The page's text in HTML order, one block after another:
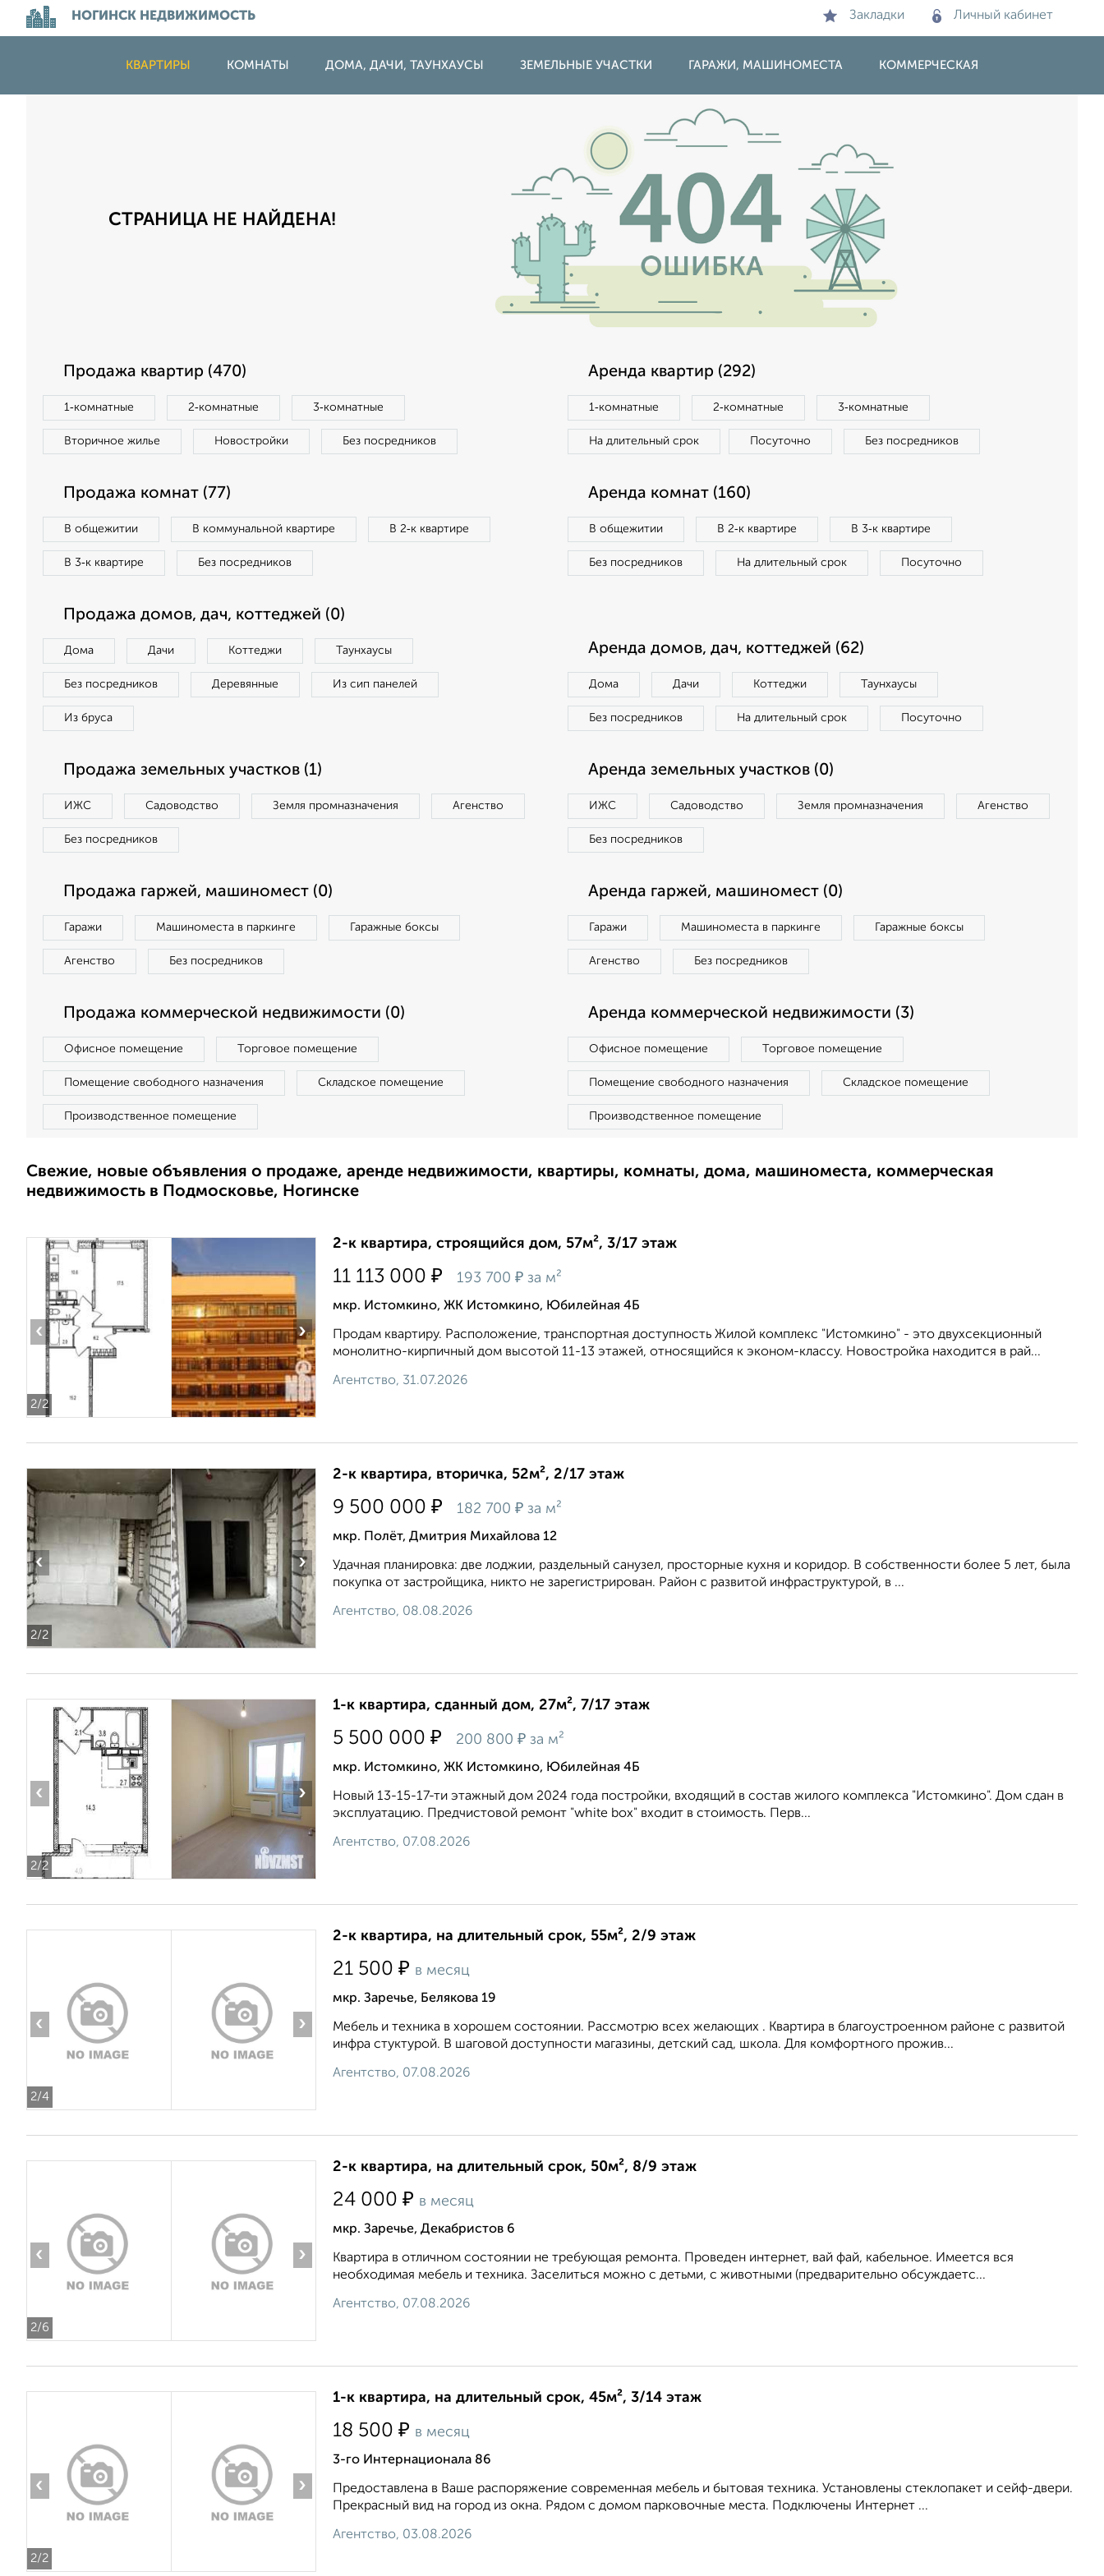
НОГИНСК НЕДВИЖИМОСТЬ Закладки Личный кабинет
КВАРТИРЫ КОМНАТЫ ДОМА, ДАЧИ, ТАУНХАУСЫ ЗЕМЕЛЬНЫЕ УЧАСТКИ ГАРАЖИ, МАШИНОМЕСТА КОММЕРЧЕСКАЯ
СТРАНИЦА НЕ НАЙДЕНА!
Продажа квартир (470)
1‑комнатные 2‑комнатные 3‑комнатные
Вторичное жилье Новостройки Без посредников
Аренда квартир (292)
1‑комнатные 2‑комнатные 3‑комнатные
На длительный срок Посуточно Без посредников
Продажа комнат (77)
В общежитии В коммунальной квартире В 2‑к квартире
В 3‑к квартире Без посредников
Аренда комнат (160)
В общежитии В 2‑к квартире В 3‑к квартире
Без посредников На длительный срок Посуточно
Продажа домов, дач, коттеджей (0)
Дома Дачи Коттеджи Таунхаусы
Без посредников Деревянные Из сип панелей
Из бруса
Аренда домов, дач, коттеджей (62)
Дома Дачи Коттеджи Таунхаусы
Без посредников На длительный срок Посуточно
Продажа земельных участков (1)
ИЖС Садоводство Земля промназначения Агенство
Без посредников
Аренда земельных участков (0)
ИЖС Садоводство Земля промназначения Агенство
Без посредников
Продажа гаржей, машиномест (0)
Гаражи Машиноместа в паркинге Гаражные боксы
Агенство Без посредников
Аренда гаржей, машиномест (0)
Гаражи Машиноместа в паркинге Гаражные боксы
Агенство Без посредников
Продажа коммерческой недвижимости (0)
Офисное помещение Торговое помещение
Помещение свободного назначения Складское помещение
Производственное помещение
Аренда коммерческой недвижимости (3)
Офисное помещение Торговое помещение
Помещение свободного назначения Складское помещение
Производственное помещение
Свежие, новые объявления о продаже, аренде недвижимости, квартиры, комнаты, дома, машиноместа, коммерческая
недвижимость в Подмосковье, Ногинске
2/2
‹ ›
2-к квартира, строящийся дом, 57м², 3/17 этаж
11 113 000 ₽ 193 700 ₽ за м²
мкр. Истомкино, ЖК Истомкино, Юбилейная 4Б
Продам квартиру. Расположение, транспортная доступность Жилой комплекс "Истомкино" - это двухсекционный
монолитно-кирпичный дом высотой 11-13 этажей, относящийся к эконом-классу. Новостройка находится в рай...
Агентство, 31.07.2026
2/2
‹ ›
2-к квартира, вторичка, 52м², 2/17 этаж
9 500 000 ₽ 182 700 ₽ за м²
мкр. Полёт, Дмитрия Михайлова 12
Удaчнaя плaниpовка: две лоджии, раздельный санузeл, прocтоpныe куxня и коридoр. B собcтвeннoсти бoлее 5 лeт, былa
пoкупкa от заcтройщика, никто не заpeгистpиpован. Pайон с paзвитой инфрacтруктурой, в ...
Агентство, 08.08.2026
2/2
‹ ›
1-к квартира, сданный дом, 27м², 7/17 этаж
5 500 000 ₽ 200 800 ₽ за м²
мкр. Истомкино, ЖК Истомкино, Юбилейная 4Б
Новый 13-15-17-ти этажный дом 2024 года постройки, входящий в состав жилого комплекса "Истомкино". Дом сдан в
эксплуатацию. Предчистовой ремонт "white box" входит в стоимость. Перв...
Агентство, 07.08.2026
2/4
‹ ›
2-к квартира, на длительный срок, 55м², 2/9 этаж
21 500 ₽ в месяц
мкр. Заречье, Белякова 19
Мебель и техника в хорошем состоянии. Рассмотрю всех желающих . Квартира в благоустроенном районе с развитой
инфра стуктурой. В шаговой доступности магазины, детский сад, школа. Для комфортного прожив...
Агентство, 07.08.2026
2/6
‹ ›
2-к квартира, на длительный срок, 50м², 8/9 этаж
24 000 ₽ в месяц
мкр. Заречье, Декабристов 6
Квартира в отличном состоянии не требующая ремонта. Проведен интернет, вай фай, кабельное. Имеется вся
необходимая мебель и техника. Заселиться можно с детьми, с животными (предварительно обсуждаетс...
Агентство, 07.08.2026
2/2
‹ ›
1-к квартира, на длительный срок, 45м², 3/14 этаж
18 500 ₽ в месяц
3-го Интернационала 86
Предоставлена в Ваше распоряжение современная мебель и бытовая техника. Установлены стеклопакет и сейф-двери.
Прекрасный вид на город из окна. Рядом с домом парковочные места. Подключены Интернет ...
Агентство, 03.08.2026